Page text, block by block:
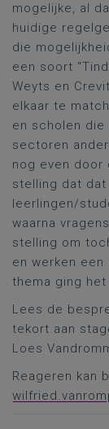
mogelijke, al
huidige
die
een soort
Weyts en
elkaar te
en scholen
sectoren
nog even door
stelling dat
leerlingen/
waarna
stelling om
en werken
thema ging het
Lees de
tekort aan
Loes
Reageren kan